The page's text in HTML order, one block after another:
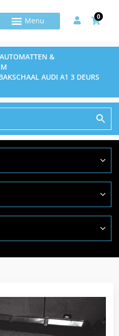
0
AUTOMATTEN &
AUDI A1 3 DEURS